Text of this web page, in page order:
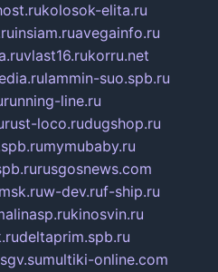
kolosok-elita.ru
insiam.ruavegainfo.ru
vlast16.rukorru.net
lammin-suo.spb.ru
running-line.ru
rust-loco.rudugshop.ru
mymubaby.ru
rusgosnews.com
w-dev.ruf-ship.ru
kinosvin.ru
deltaprim.spb.ru
sgv.sumultiki-online.com